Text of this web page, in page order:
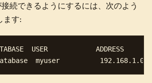
接続できるようにするには、次のよう
ます:
USER            ADDRESS